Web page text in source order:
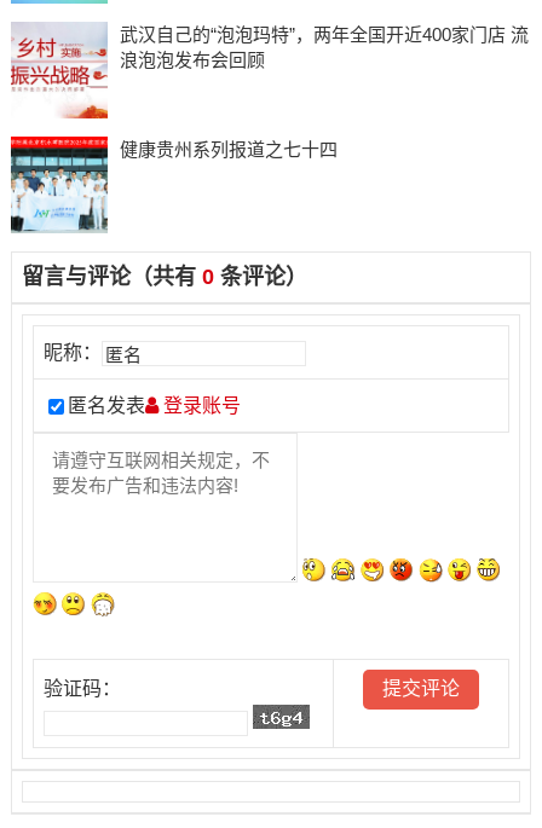
武汉自己的“泡泡玛特”，两年全国开近400家门店 流
浪泡泡发布会回顾
健康贵州系列报道之七十四
留言与评论（共有 0条评论）
昵称：
匿名发表 登录账号
验证码：